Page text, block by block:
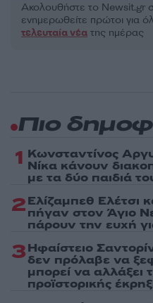
Ακολουθήστε το Νewsit.gr
ενημερωθείτε πρώτοι για
τελευταία νέα της ημέρας
Πιο
1 Κωνσταντίνος
Νίκα κάνουν
με τα δύο παιδιά
2Ελίζαμπεθ Ελέτσι
πήγαν στον Άγιο
πάρουν την ευχή
3Ηφαίστειο
δεν πρόλαβε να
μπορεί να αλλάξει
προϊστορικής